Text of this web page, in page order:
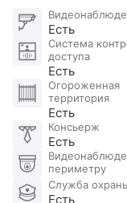
Есть
Система
доступа
Есть
Огороженная
территория
Есть
Консьерж
Есть
периметру
Служба
Есть